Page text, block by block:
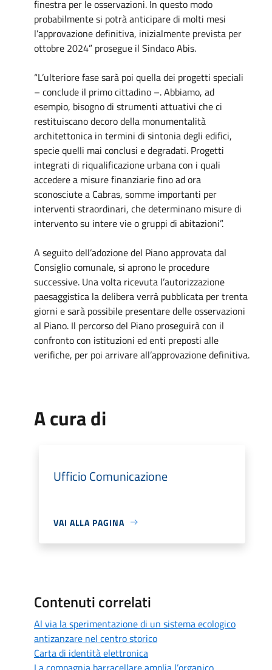
finestra per le osservazioni. In questo modo
probabilmente si potrà anticipare di molti mesi
l’approvazione definitiva, inizialmente prevista per
ottobre 2024” prosegue il Sindaco Abis.
“L’ulteriore fase sarà poi quella dei progetti speciali
– conclude il primo cittadino –. Abbiamo, ad
esempio, bisogno di strumenti attuativi che ci
restituiscano decoro della monumentalità
architettonica in termini di sintonia degli edifici,
specie quelli mai conclusi e degradati. Progetti
integrati di riqualificazione urbana con i quali
accedere a misure finanziarie fino ad ora
sconosciute a Cabras, somme importanti per
interventi straordinari, che determinano misure di
intervento su intere vie o gruppi di abitazioni”.
A seguito dell’adozione del Piano approvata dal
Consiglio comunale, si aprono le procedure
successive. Una volta ricevuta l’autorizzazione
paesaggistica la delibera verrà pubblicata per trenta
giorni e sarà possibile presentare delle osservazioni
al Piano. Il percorso del Piano proseguirà con il
confronto con istituzioni ed enti preposti alle
verifiche, per poi arrivare all’approvazione definitiva.
A cura di
Ufficio Comunicazione
VAI ALLA PAGINA
Contenuti correlati
Al via la sperimentazione di un sistema ecologico
antizanzare nel centro storico
Carta di identità elettronica